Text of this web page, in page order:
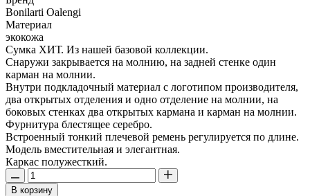
Bonilarti Oalengi
Материал
экокожа
Сумка ХИТ. Из нашей базовой коллекции.
Снаружи закрывается на молнию, на задней стенке один
карман на молнии.
Внутри подкладочный материал с логотипом производителя,
два открытых отделения и одно отделение на молнии, на
боковых стенках два открытых кармана и карман на молнии.
Фурнитура блестящее серебро.
Встроенный тонкий плечевой ремень регулируется по длине.
Модель вместительная и элегантная.
Каркас полужесткий.
В корзину